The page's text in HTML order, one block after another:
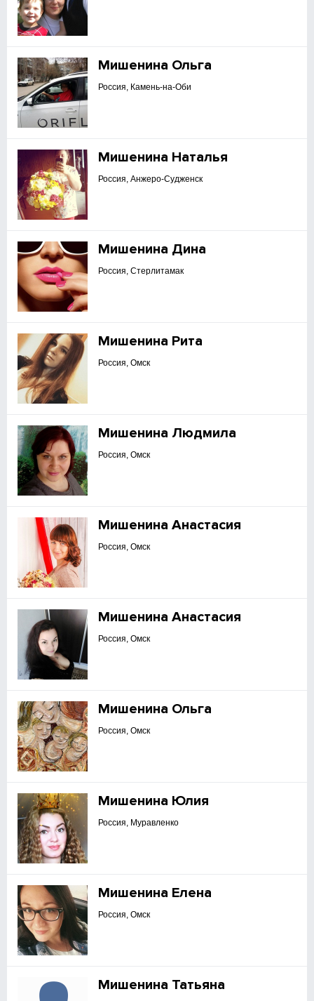
Мишенина Ольга
Россия, Камень-на-Оби
Мишенина Наталья
Россия, Анжеро-Судженск
Мишенина Дина
Россия, Стерлитамак
Мишенина Рита
Россия, Омск
Мишенина Людмила
Россия, Омск
Мишенина Анастасия
Россия, Омск
Мишенина Анастасия
Россия, Омск
Мишенина Ольга
Россия, Омск
Мишенина Юлия
Россия, Муравленко
Мишенина Елена
Россия, Омск
Мишенина Татьяна